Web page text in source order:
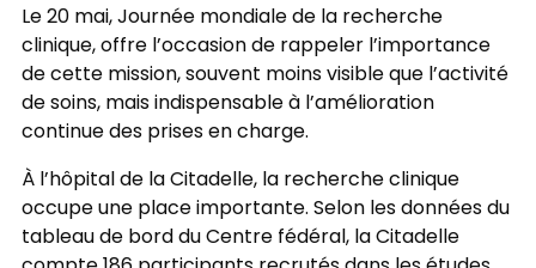
Le 20 mai, Journée mondiale de la recherche
clinique, offre l’occasion de rappeler l’importance
de cette mission, souvent moins visible que l’activité
de soins, mais indispensable à l’amélioration
continue des prises en charge.
À l’hôpital de la Citadelle, la recherche clinique
occupe une place importante. Selon les données du
tableau de bord du Centre fédéral, la Citadelle